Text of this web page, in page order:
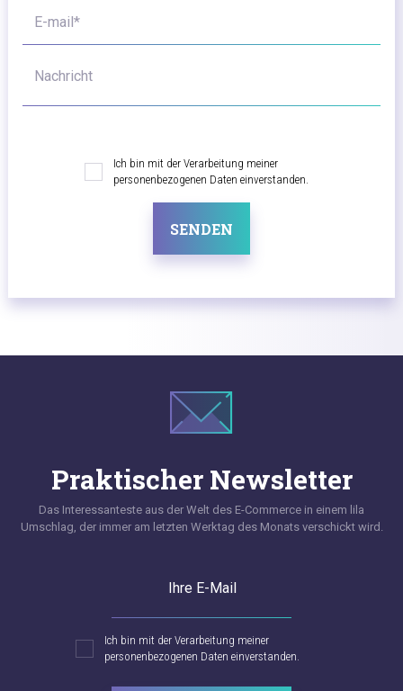
E-mail*
Nachricht
Ich bin mit der Verarbeitung meiner
personenbezogenen Daten einverstanden.
SENDEN
Praktischer Newsletter
Das Interessanteste aus der Welt des E-Commerce in einem lila
Umschlag, der immer am letzten Werktag des Monats verschickt wird.
Ihre E-Mail
Ich bin mit der Verarbeitung meiner
personenbezogenen Daten einverstanden.